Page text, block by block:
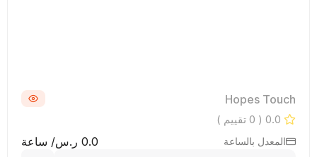
Hopes Touch
0.0 ( 0 تقييم )
المعدل بالساعة
0.0 ر.س/ ساعة